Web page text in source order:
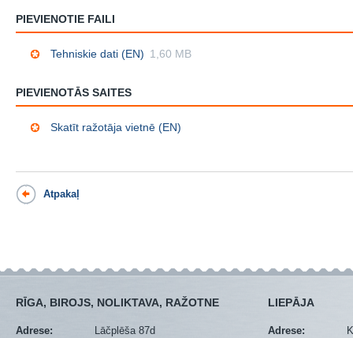
PIEVIENOTIE FAILI
Tehniskie dati (EN) 1,60 MB
PIEVIENOTĀS SAITES
Skatīt ražotāja vietnē (EN)
Atpakaļ
RĪGA, BIROJS, NOLIKTAVA, RAŽOTNE
Adrese:
Lāčplēša 87d
LIEPĀJA
Adrese: